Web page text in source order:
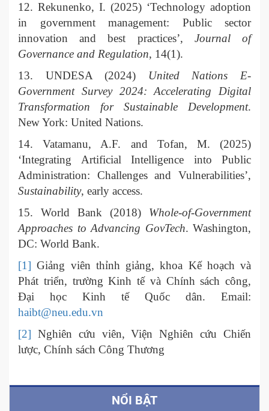
12. Rekunenko, I. (2025) ‘Technology adoption
in government management: Public sector
innovation and best practices’, Journal of
Governance and Regulation, 14(1).
13. UNDESA (2024)
United Nations E-
Government Survey 2024: Accelerating Digital
Transformation for Sustainable Development.
New York: United Nations.
14. Vatamanu, A.F. and Tofan, M. (2025)
‘Integrating Artificial Intelligence into Public
Administration: Challenges and Vulnerabilities’,
Sustainability, early access.
15. World Bank (2018) Whole-of-Government
Approaches to Advancing GovTech. Washington,
DC: World Bank.
[1] Giảng viên thỉnh giảng, khoa Kế hoạch và
Phát triển, trường Kinh tế và Chính sách công,
Đại học Kinh tế Quốc dân. Email:
haibt@neu.edu.vn
[2] Nghiên cứu viên, Viện Nghiên cứu Chiến
lược, Chính sách Công Thương
NỔI BẬT